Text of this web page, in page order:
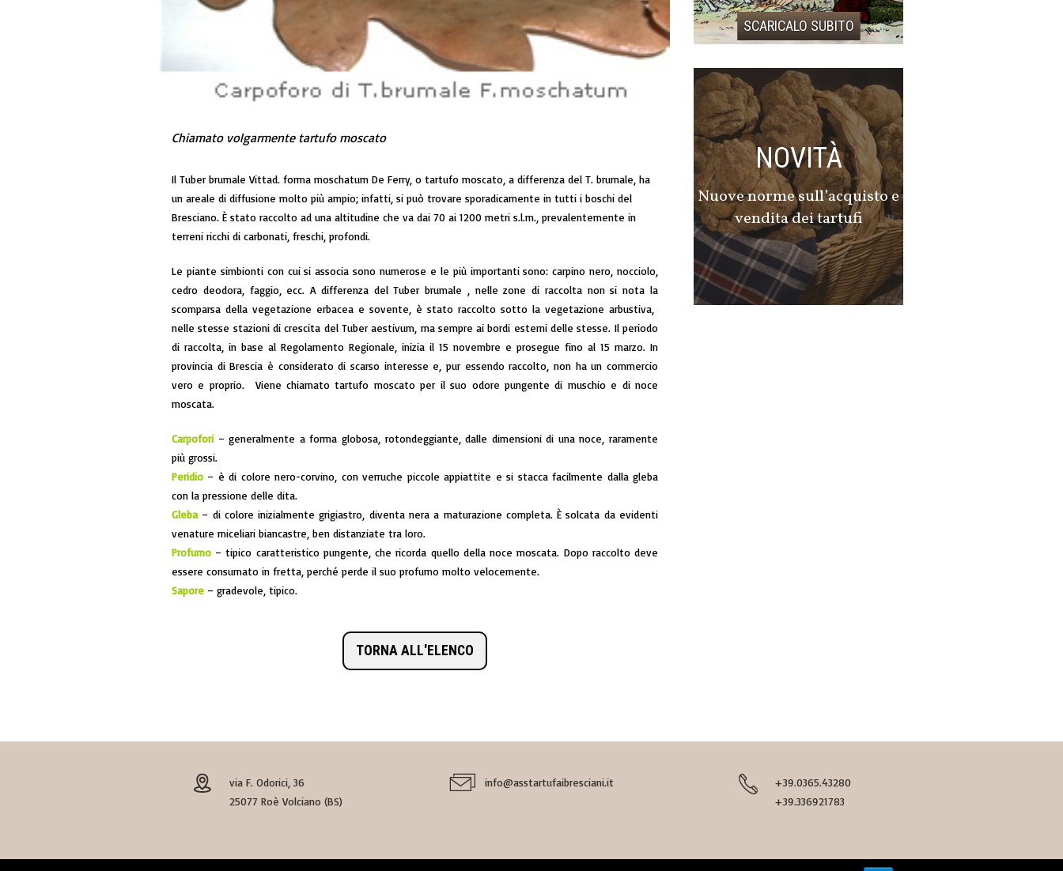
Chiamato volgarmente tartufo moscato
Il Tuber brumale Vittad. forma moschatum De Ferry, o tartufo moscato, a differenza del T. brumale, ha
un areale di diffusione molto più ampio; infatti, si può trovare sporadicamente in tutti i boschi del
Bresciano. È stato raccolto ad una altitudine che va dai 70 ai 1200 metri s.l.m., prevalentemente in
terreni ricchi di carbonati, freschi, profondi.
Le piante simbionti con cui si associa sono numerose e le più importanti sono: carpino nero, nocciolo,
cedro deodora, faggio, ecc. A differenza del Tuber brumale , nelle zone di raccolta non si nota la
scomparsa della vegetazione erbacea e sovente, è stato raccolto sotto la vegetazione arbustiva,
nelle stesse stazioni di crescita del Tuber aestivum, ma sempre ai bordi esterni delle stesse. Il periodo
di raccolta, in base al Regolamento Regionale, inizia il 15 novembre e prosegue fino al 15 marzo. In
provincia di Brescia è considerato di scarso interesse e, pur essendo raccolto, non ha un commercio
vero e proprio. Viene chiamato tartufo moscato per il suo odore pungente di muschio e di noce
moscata.
Carpofori – generalmente a forma globosa, rotondeggiante, dalle dimensioni di una noce, raramente
più grossi.
Peridio – è di colore nero-corvino, con verruche piccole appiattite e si stacca facilmente dalla gleba
con la pressione delle dita.
Gleba – di colore inizialmente grigiastro, diventa nera a maturazione completa. È solcata da evidenti
venature miceliari biancastre, ben distanziate tra loro.
Profumo – tipico caratteristico pungente, che ricorda quello della noce moscata. Dopo raccolto deve
essere consumato in fretta, perché perde il suo profumo molto velocemente.
Sapore – gradevole, tipico.
TORNA ALL'ELENCO
SCARICALO SUBITO
NOVITÀ
Nuove norme sull’acquisto e
vendita dei tartufi
via F. Odorici, 36
25077 Roè Volciano (BS)
info@asstartufaibresciani.it
+39.0365.43280
+39.336921783